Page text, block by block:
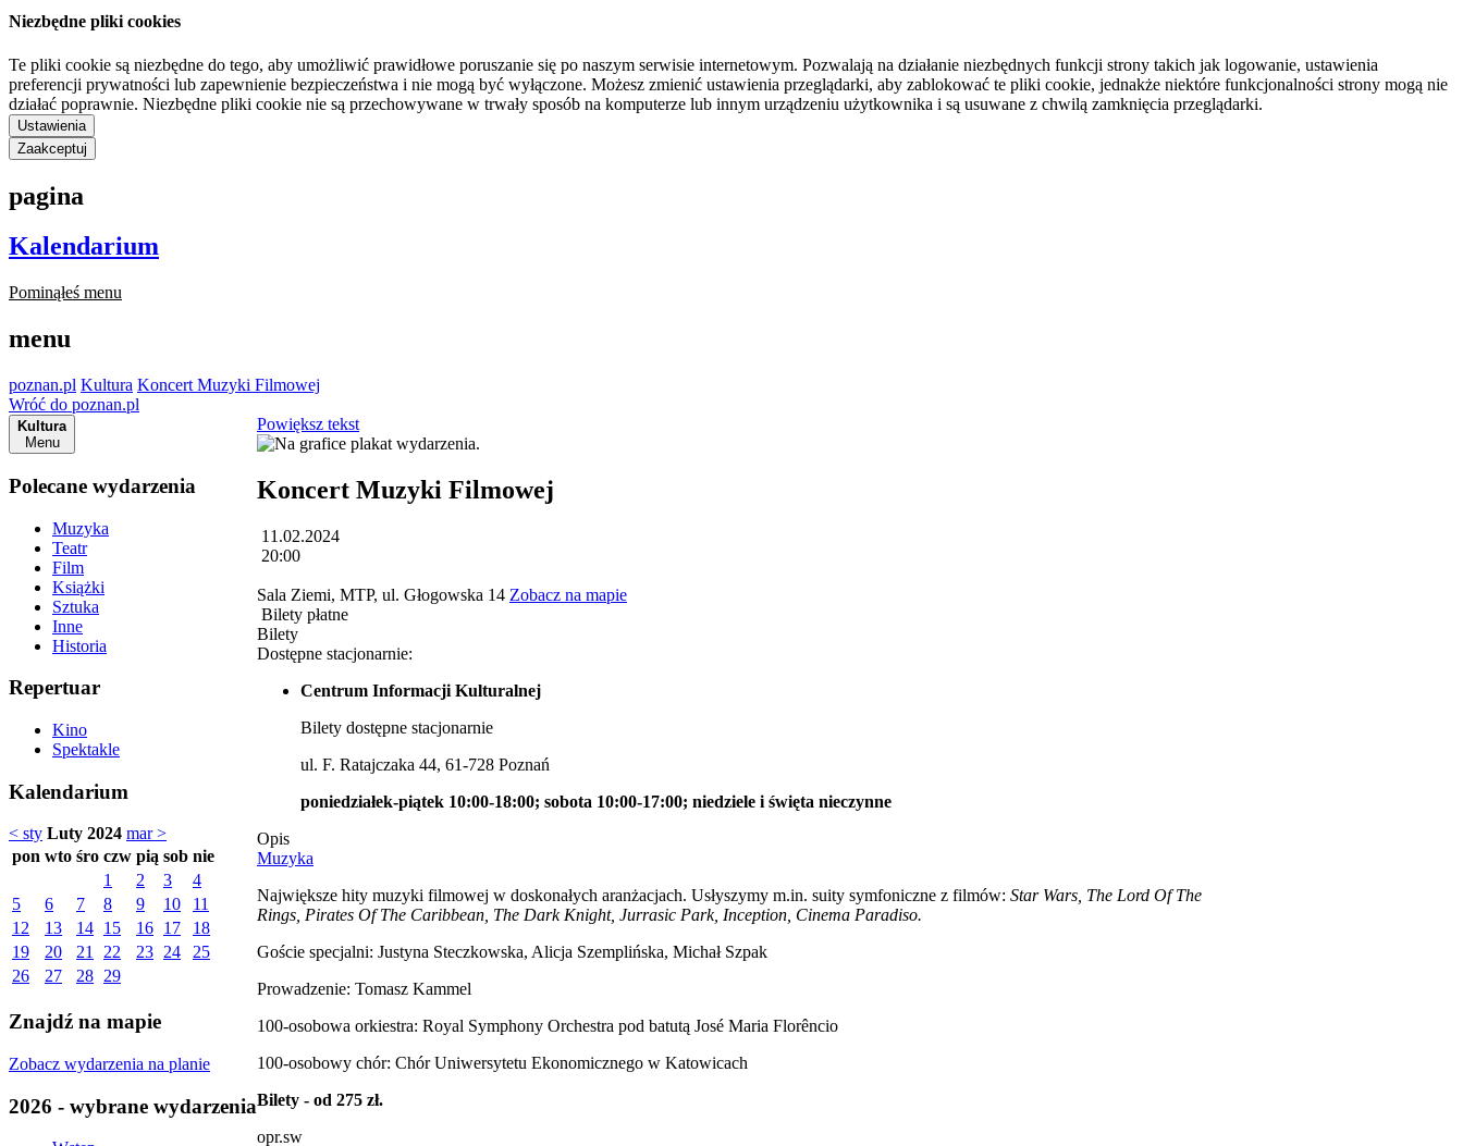
Niezbędne pliki cookies
Te pliki cookie są niezbędne do tego, aby umożliwić prawidłowe poruszanie się po naszym serwisie internetowym. Pozwalają na działanie niezbędnych funkcji strony takich jak logowanie, ustawienia
preferencji prywatności lub zapewnienie bezpieczeństwa i nie mogą być wyłączone. Możesz zmienić ustawienia przeglądarki, aby zablokować te pliki cookie, jednakże niektóre funkcjonalności strony mogą nie
działać poprawnie. Niezbędne pliki cookie nie są przechowywane w trwały sposób na komputerze lub innym urządzeniu użytkownika i są usuwane z chwilą zamknięcia przeglądarki.
Ustawienia
Zaakceptuj
pagina
Kalendarium
Pominąłeś menu
menu
poznan.pl Kultura Koncert Muzyki Filmowej
Wróć do poznan.pl
Kultura
Menu
Polecane wydarzenia
Muzyka
Teatr
Film
Książki
Sztuka
Inne
Historia
Repertuar
Kino
Spektakle
Kalendarium
< sty Luty 2024 mar >
pon wto śro czw pią sob nie
1
2 3
4
5
6 7 8 9 10
11
12
13 14 15 16 17
18
19
20 21 22 23 24
25
26
27 28 29
Znajdź na mapie
Zobacz wydarzenia na planie
2026 - wybrane wydarzenia
Powiększ tekst
Koncert Muzyki Filmowej
11.02.2024
20:00
Sala Ziemi, MTP, ul. Głogowska 14 Zobacz na mapie
Bilety płatne
Bilety
Dostępne stacjonarnie:
Centrum Informacji Kulturalnej
Bilety dostępne stacjonarnie
ul. F. Ratajczaka 44, 61-728 Poznań
poniedziałek-piątek 10:00-18:00; sobota 10:00-17:00; niedziele i święta nieczynne
Opis
Muzyka
Największe hity muzyki filmowej w doskonałych aranżacjach. Usłyszymy m.in. suity symfoniczne z filmów: Star Wars, The Lord Of The
Rings, Pirates Of The Caribbean, The Dark Knight, Jurrasic Park, Inception, Cinema Paradiso.
Goście specjalni: Justyna Steczkowska, Alicja Szemplińska, Michał Szpak
Prowadzenie: Tomasz Kammel
100-osobowa orkiestra: Royal Symphony Orchestra pod batutą José Maria Florêncio
100-osobowy chór: Chór Uniwersytetu Ekonomicznego w Katowicach
Bilety - od 275 zł.
opr.sw